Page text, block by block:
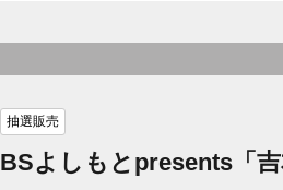
抽選販売
BSよしもとpresents「吉